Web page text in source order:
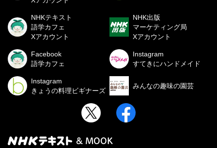
NHKテキスト
語学カフェ
Xアカウント
NHK出版
マーケティング局
Xアカウント
Facebook
語学カフェ
Instagram
すてきにハンドメイド
Instagram
きょうの料理ビギナーズ
みんなの趣味の園芸
& MOOK